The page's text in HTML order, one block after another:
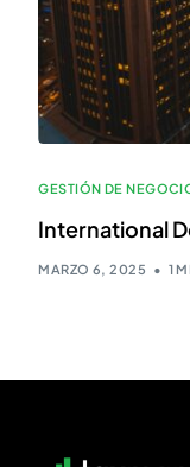
GESTIÓN DE
International
MARZO 6, 2025 1